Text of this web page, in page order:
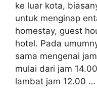
ke luar kota,
untuk menginap
homestay, guest
hotel. Pada
sama mengenai
mulai dari jam
lambat jam 12.00 …